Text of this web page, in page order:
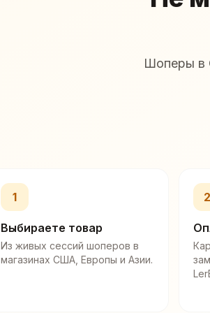
Шоперы в
1
Выбираете товар
Из живых сессий шоперов в
магазинах США, Европы и Азии.
2